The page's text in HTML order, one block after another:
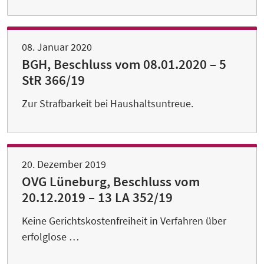
08. Januar 2020
BGH, Beschluss vom 08.01.2020 – 5
StR 366/19
Zur Strafbarkeit bei Haushaltsuntreue.
20. Dezember 2019
OVG Lüneburg, Beschluss vom
20.12.2019 – 13 LA 352/19
Keine Gerichtskostenfreiheit in Verfahren über
erfolglose …